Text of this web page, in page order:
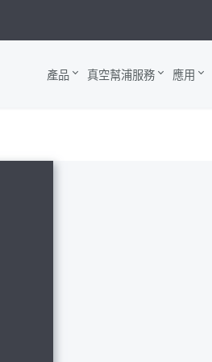
產品 真空幫浦服務 應用